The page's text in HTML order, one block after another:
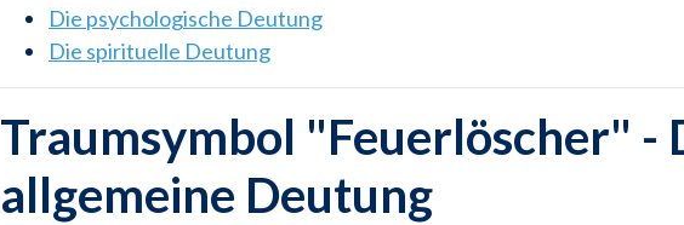
Die psychologische Deutung
Die spirituelle Deutung
Traumsymbol "Feuerlöscher" -
allgemeine Deutung